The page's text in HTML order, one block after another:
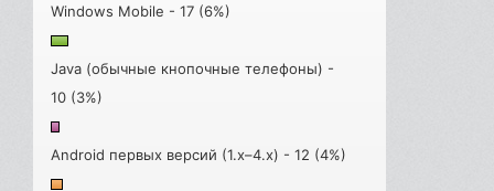
Windows Mobile - 17 (6%)
Java (обычные кнопочные телефоны) -
10 (3%)
Android первых версий (1.x–4.x) - 12 (4%)